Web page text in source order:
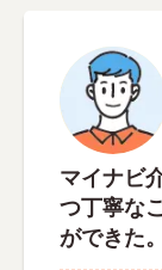
マイナビ
つ丁寧な
ができた。